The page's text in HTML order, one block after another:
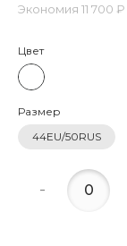
Экономия 11 700 ₽
Цвет
Размер
44EU/50RUS
-